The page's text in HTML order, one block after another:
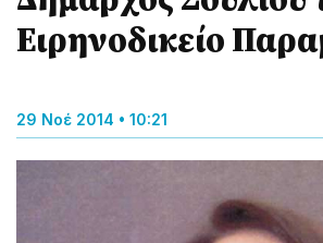
Ειρηνοδικείο
29 Νοέ 2014 • 10:21